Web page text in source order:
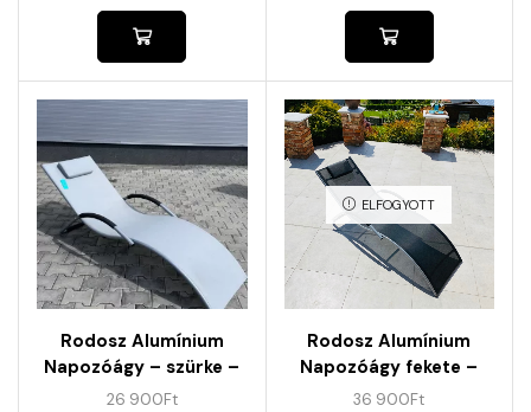
Rodosz Alumínium
Napozóágy – szürke –
Mintadarab
26 900Ft
ELFOGYOTT
Rodosz Alumínium
Napozóágy fekete –
mintadarab kis
36 900Ft